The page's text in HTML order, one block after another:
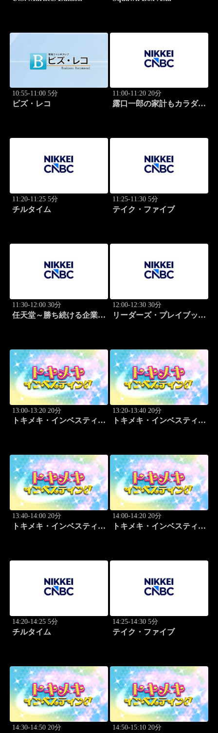
10:55-11:00 5分
ビズ・レコ
11:00-11:20 20分
露口一郎の家計もカラダも
11:20-11:25 5分
チルタイム
11:25-11:30 5分
テイク・ファイブ
11:30-12:00 30分
任天堂～勝ち続ける企業の
12:00-12:30 30分
リーダーズ・プレイブック
13:00-13:20 20分
トキメキ・インベスティン
13:20-13:40 20分
トキメキ・インベスティン
13:40-14:00 20分
トキメキ・インベスティン
14:00-14:20 20分
トキメキ・インベスティン
14:20-14:25 5分
チルタイム
14:25-14:30 5分
テイク・ファイブ
14:30-14:50 20分 14:50-15:10 20分